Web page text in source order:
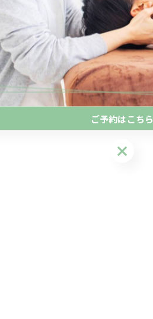
ご予約はこちら
ご予約はこちら